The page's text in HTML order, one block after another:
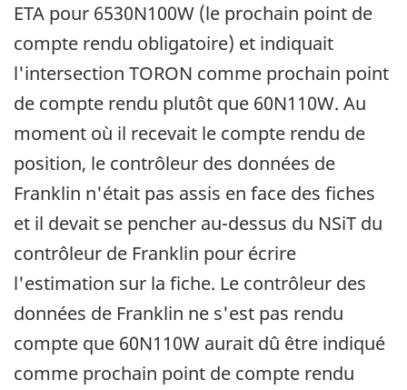
ETA pour 6530N100W (le prochain point de
compte rendu obligatoire) et indiquait
l'intersection TORON comme prochain point
de compte rendu plutôt que 60N110W. Au
moment où il recevait le compte rendu de
position, le contrôleur des données de
Franklin n'était pas assis en face des fiches
et il devait se pencher au-dessus du NSiT du
contrôleur de Franklin pour écrire
l'estimation sur la fiche. Le contrôleur des
données de Franklin ne s'est pas rendu
compte que 60N110W aurait dû être indiqué
comme prochain point de compte rendu